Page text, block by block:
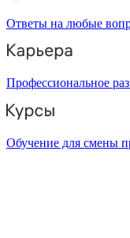
Ответы на любые
Профессиональное
Обучение для смены